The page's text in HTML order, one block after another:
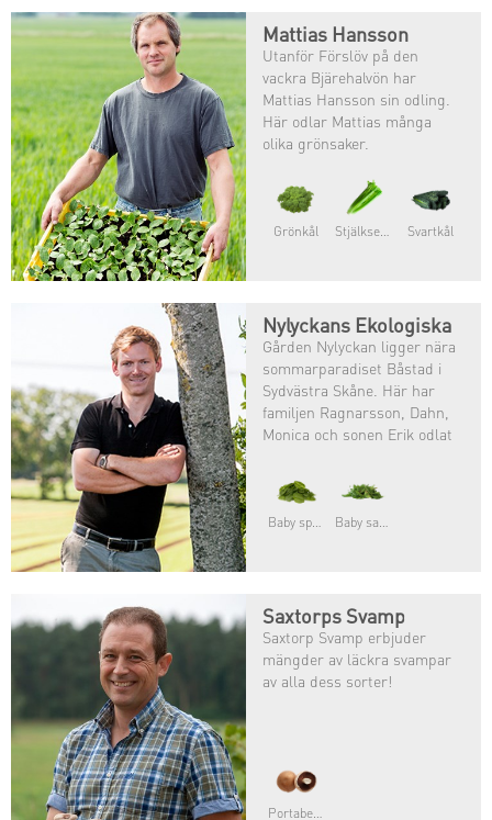
Mattias Hansson
Utanför Förslöv på den
vackra Bjärehalvön har
Mattias Hansson sin odling.
Här odlar Mattias många
olika grönsaker.
Grönkål Svartkål
Nylyckans Ekologiska
Gården Nylyckan ligger nära
sommarparadiset Båstad i
Sydvästra Skåne. Här har
familjen Ragnarsson, Dahn,
Monica och sonen Erik odlat
familjen tog over Dahns
fädersgård.
Saxtorps Svamp
Saxtorp Svamp erbjuder
mängder av läckra svampar
av alla dess sorter!